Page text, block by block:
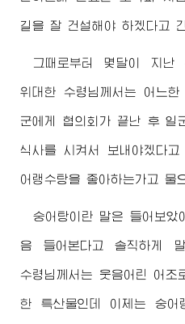
길을 잘 건설해야 하겠다고
그때로부터 몇달이 지
위대한 수령님께서 는 어느한
군에게 협의회가 끝난 후 일
식사를 시켜서 보내야겠다
어랭수탕을 좋아하는가고 물
숭어탕이란 말은 들어보았
음 들어본다고 솔직하게
수령님께서 는 웃음어린 어조
한 특산물인데 이제는 숭어